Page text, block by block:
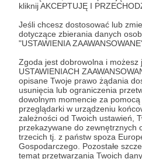
kliknij AKCEPTUJĘ I
Jeśli chcesz dostosować lub
dotyczące zbierania danych
"USTAWIENIA
Zgoda jest dobrowolna i możesz
USTAWIENIACH
opisane Twoje prawo żądania
usunięcia lub ograniczenia
dowolnym momencie za
przeglądarki w urządzeniu
zależności od Twoich ustawień,
przekazywane do zewnętrznych
trzecich tj. z państw spoza
Gospodarczego. Pozostałe
temat przetwarzania Twoich
atakuje”
Nadchodzi szał żerowania…
zapoznać się z filmem
trójgłowego rekina”, w
wydarzenia klub filmowy